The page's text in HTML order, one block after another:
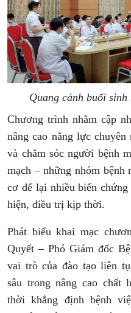
Quang cảnh buổi sinh
Chương trình nhằm cập
nâng cao năng lực
và chăm sóc người bệnh
mạch – những nhóm bệnh
cơ để lại nhiều biến
hiện, điều trị kịp thời.
Phát biểu khai mạc
Quyết – Phó Giám đốc
vai trò của đào tạo liên
sâu trong nâng cao chất
thời khẳng định bệnh